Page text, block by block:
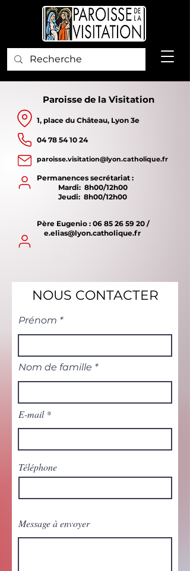
Paroisse de la Visitation
1, place du Château, Lyon 3e
04 78 54 10 24
paroisse.visitation@lyon.catholique.fr
Permanences secrétariat :
Mardi: 8h00/12h00
Jeudi: 8h00/12h00
Père Eugenio : 06 85 26 59 20 /
e.elias@lyon.catholique.fr
NOUS CONTACTER
Prénom
Nom de famille
E-mail
Téléphone
Message à envoyer